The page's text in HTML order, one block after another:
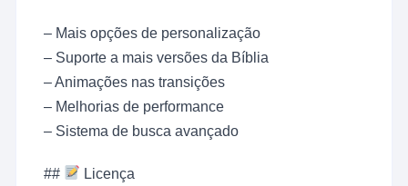
– Mais opções de personalização
– Suporte a mais versões da Bíblia
– Animações nas transições
– Melhorias de performance
– Sistema de busca avançado
## Licença